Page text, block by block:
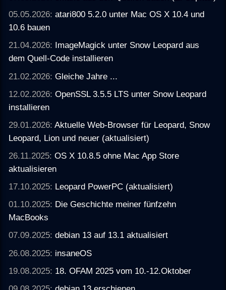
05.05.2026:atari800 5.2.0 unter Mac OS X 10.4 und
10.6 bauen
21.04.2026: ImageMagick unter Snow Leopard aus
dem Quell-Code installieren
21.02.2026:Gleiche Jahre ...
12.02.2026:OpenSSL 3.5.5 LTS unter Snow Leopard
installieren
29.01.2026:Aktuelle Web-Browser für Leopard, Snow
Leopard, Lion und neuer (aktualisiert)
26.11.2025:OS X 10.8.5 ohne Mac App Store
aktualisieren
17.10.2025: Leopard PowerPC (aktualisiert)
01.10.2025: Die Geschichte meiner fünfzehn
MacBooks
07.09.2025:debian 13 auf 13.1 aktualisiert
26.08.2025: insaneOS
19.08.2025: 18. OFAM 2025 vom 10.-12.Oktober